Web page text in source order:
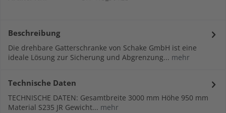
Beschreibung
Die drehbare Gatterschranke von Schake GmbH ist eine
ideale Lösung zur Sicherung und Abgrenzung... mehr
Technische Daten
TECHNISCHE DATEN: Gesamtbreite 3000 mm Höhe 950 mm
Material S235 JR Gewicht... mehr